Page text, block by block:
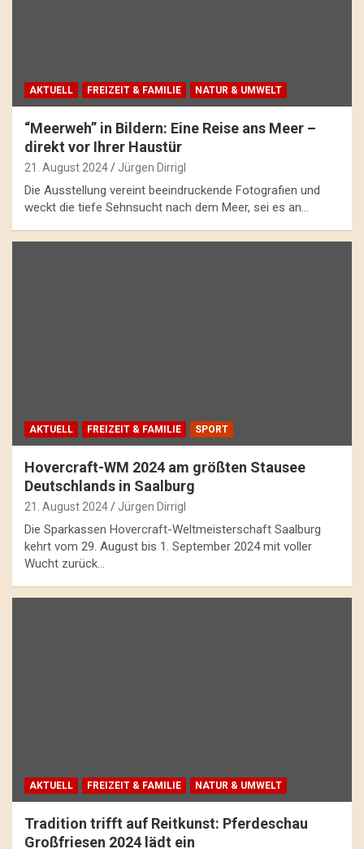
AKTUELL FREIZEIT & FAMILIE NATUR & UMWELT
“Meerweh” in Bildern: Eine Reise ans Meer –
direkt vor Ihrer Haustür
21. August 2024 Jürgen Dirrigl
Die Ausstellung vereint beeindruckende Fotografien und
weckt die tiefe Sehnsucht nach dem Meer, sei es an…
AKTUELL FREIZEIT & FAMILIE SPORT
Hovercraft-WM 2024 am größten Stausee
Deutschlands in Saalburg
21. August 2024 Jürgen Dirrigl
Die Sparkassen Hovercraft-Weltmeisterschaft Saalburg
kehrt vom 29. August bis 1. September 2024 mit voller
Wucht zurück…
AKTUELL FREIZEIT & FAMILIE NATUR & UMWELT
Tradition trifft auf Reitkunst: Pferdeschau
Großfriesen 2024 lädt ein